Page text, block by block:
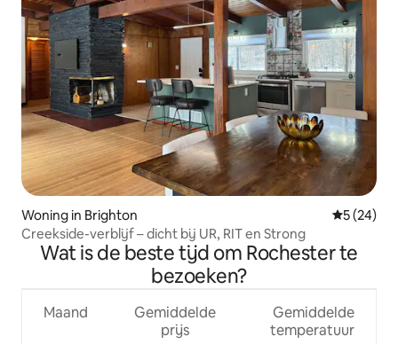
Woning in Brighton
5 (24)
Creekside-verblijf – dicht bij UR, RIT en Strong
Wat is de beste tijd om Rochester te
bezoeken?
Maand
Gemiddelde
prijs
Gemiddelde
temperatuur